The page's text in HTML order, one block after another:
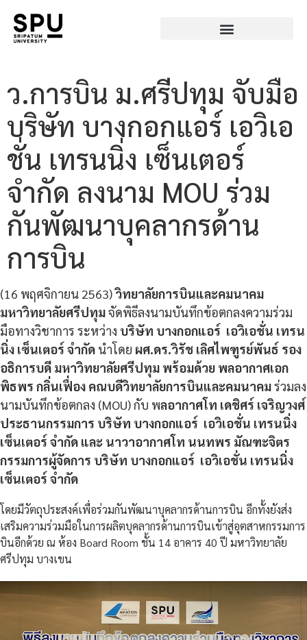
ว.การบิน ม.ศรีปทุม จับมือ
บริษัท บางกอกแอร์ เอวิเอ
ชั่น เทรนนิ่ง เซ็นเตอร์
จำกัด ลงนาม MOU ร่วม
กันพัฒนาบุคลากรด้าน
การบิน
(16 พฤศจิกายน 2563)วิทยาลัยการบินและคมนาคม
มหาวิทยาลัยศรีปทุมจัดพิธีลงนามบันทึกข้อตกลงความร่วม
มือทางวิชาการ ระหว่าง บริษัท บางกอกแอร์ เอวิเอชั่น เทรน
นิ่ง เซ็นเตอร์ จำกัด นำโดย ผศ.ดร.วิรัช เลิศไพฑูรย์พันธ์ รอง
อธิการบดี มหาวิทยาลัยศรีปทุม พร้อมด้วย พลอากาศเอก
พิธพร กลิ่นเฟื่อง คณบดีวิทยาลัยการบินและคมนาคมร่วมลง
นามบันทึกข้อตกลง (MOU) กับ พลอากาศโท เดชิศร์ เจริญวงศ์
ประธานกรรมการ บริษัท บางกอกแอร์ เอวิเอชั่น เทรนนิ่ง
เซ็นเตอร์ จำกัด และ นาวาอากาศโท นนทพร มัณฑะจิตร
กรรมการผู้จัดการ บริษัท บางกอกแอร์ เอวิเอชั่น เทรนนิ่ง
เซ็นเตอร์ จำกัด
โดยมีวัตถุประสงค์เพื่อร่วมกันพัฒนาบุคลากรด้านการบิน อีกทั้งยังส่ง
เสริมความร่วมมือในการผลิตบุคลากรด้านการบินเข้าสู่อุตสาหกรรมการ
บินอีกด้วย ณ ห้อง Board Room ชั้น 14 อาคาร 40 ปี มหาวิทยาลัย
ศรีปทุม บางเขน